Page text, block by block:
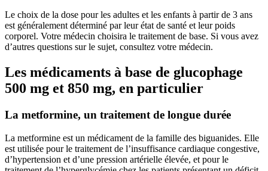
Le choix de la dose pour les adultes et les enfants à partir de 3 ans
est généralement déterminé par leur état de santé et leur poids
corporel. Votre médecin choisira le traitement de base. Si vous avez
d’autres questions sur le sujet, consultez votre médecin.
Les médicaments à base de glucophage
500 mg et 850 mg, en particulier
La metformine, un traitement de longue durée
La metformine est un médicament de la famille des biguanides. Elle
est utilisée pour le traitement de l’insuffisance cardiaque congestive,
d’hypertension et d’une pression artérielle élevée, et pour le